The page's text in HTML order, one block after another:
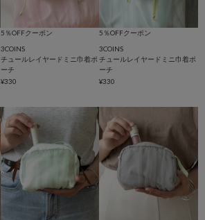
5％OFFクーポン
3COINS
チュールレイヤードミニ巾着ポ
ーチ
¥330
5％OFFクーポン
3COINS
チュールレイヤードミニ巾着ポ
ーチ
¥330